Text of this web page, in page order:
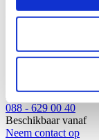
Wij helpen u graag!
Stap 2:
Stap 3: Kies
Bel met de
088 - 629 00 40
Beschikbaar vanaf
Neem contact op